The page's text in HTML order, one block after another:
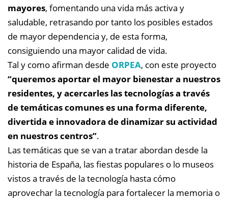
mayores, fomentando una vida más activa y
saludable, retrasando por tanto los posibles estados
de mayor dependencia y, de esta forma,
consiguiendo una mayor calidad de vida.
Tal y como afirman desde ORPEA, con este proyecto
“queremos aportar el mayor bienestar a nuestros
residentes, y acercarles las tecnologías a través
de temáticas comunes es una forma diferente,
divertida e innovadora de dinamizar su actividad
en nuestros centros”.
Las temáticas que se van a tratar abordan desde la
historia de España, las fiestas populares o lo museos
vistos a través de la tecnología hasta cómo
aprovechar la tecnología para fortalecer la memoria o